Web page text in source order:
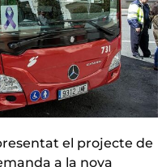
el projecte de
a la nova